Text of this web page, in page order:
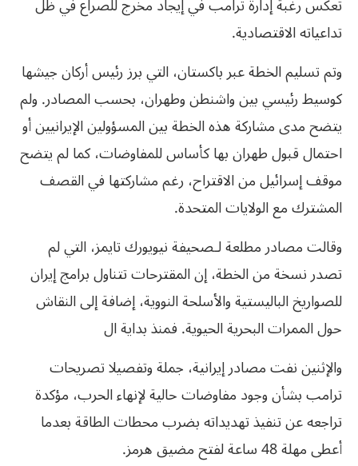
تداعياته الاقتصادية.
وتم تسليم الخطة عبر باكستان، التي برز رئيس أركان جيشها
كوسيط رئيسي بين واشنطن وطهران، بحسب المصادر. ولم
يتضح مدى مشاركة هذه الخطة بين المسؤولين الإيرانيين أو
احتمال قبول طهران بها كأساس للمفاوضات، كما لم يتضح
موقف إسرائيل من الاقتراح، رغم مشاركتها في القصف
المشترك مع الولايات المتحدة.
وقالت مصادر مطلعة لـصحيفة نيويورك تايمز، التي لم
تصدر نسخة من الخطة، إن المقترحات تتناول برامج إيران
للصواريخ الباليستية والأسلحة النووية، إضافة إلى النقاش
حول الممرات البحرية الحيوية. فمنذ بداية ال
والإثنين نفت مصادر إيرانية، جملة وتفصيلا تصريحات
ترامب بشأن وجود مفاوضات حالية لإنهاء الحرب، مؤكدة
تراجعه عن تنفيذ تهديداته بضرب محطات الطاقة بعدما
أعطى مهلة 48 ساعة لفتح مضيق هرمز.